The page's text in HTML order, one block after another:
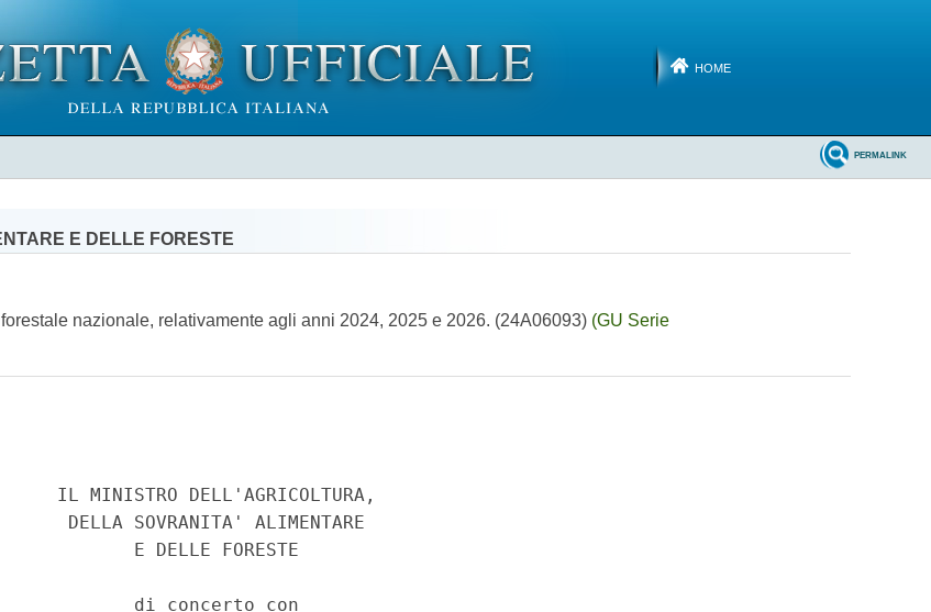
HOME
PERMALINK
E DELLE FORESTE
nazionale, relativamente agli anni 2024, 2025 e 2026. (24A06093) (GU Serie